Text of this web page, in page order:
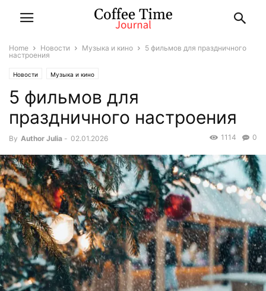
Home Новости Музыка и кино
5 фильмов для праздничного
настроения
Новости Музыка и кино
5 фильмов для
праздничного настроения
By Author Julia - 02.01.2026 0
1114